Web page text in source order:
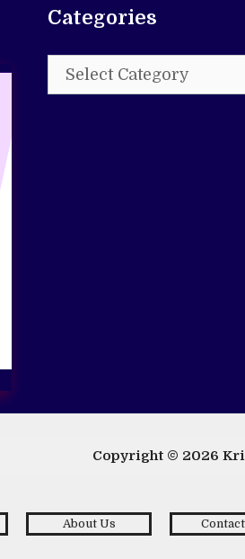
Categories
Categories
Copyright © 2026
About Us